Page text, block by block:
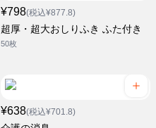
¥798(税込¥877.8)
超厚・超大おしりふき ふた付き
50枚
¥638(税込¥701.8)